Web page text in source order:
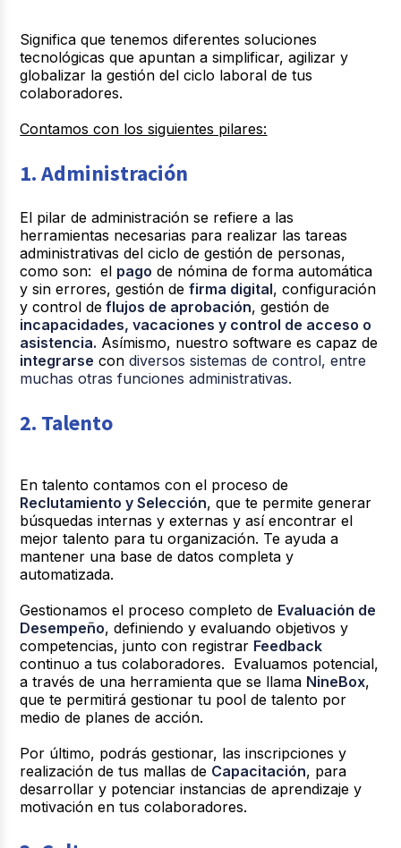
Significa que tenemos diferentes soluciones
tecnológicas que apuntan a simplificar, agilizar y
globalizar la gestión del ciclo laboral de tus
colaboradores.
Contamos con los siguientes pilares:
1. Administración
El pilar de administración se refiere a las
herramientas necesarias para realizar las tareas
administrativas del ciclo de gestión de personas,
como son: el pago de nómina de forma automática
y sin errores, gestión defirma digital, configuración
y control de flujos de aprobación, gestión de
incapacidades, vacaciones y control de acceso o
asistencia. Asímismo, nuestro software es capaz de
integrarse con diversos sistemas de control, entre
muchas otras funciones administrativas.
2. Talento
En talento contamos con el proceso de
Reclutamiento y Selección, que te permite generar
búsquedas internas y externas y así encontrar el
mejor talento para tu organización. Te ayuda a
mantener una base de datos completa y
automatizada.
Gestionamos el proceso completo de Evaluación de
Desempeño, definiendo y evaluando objetivos y
competencias, junto con registrar Feedback
continuo a tus colaboradores. Evaluamos potencial,
a través de una herramienta que se llama NineBox,
que te permitirá gestionar tu pool de talento por
medio de planes de acción.
Por último, podrás gestionar, las inscripciones y
realización de tus mallas de Capacitación, para
desarrollar y potenciar instancias de aprendizaje y
motivación en tus colaboradores.